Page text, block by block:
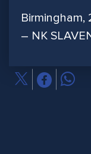
Birmingham,
– NK